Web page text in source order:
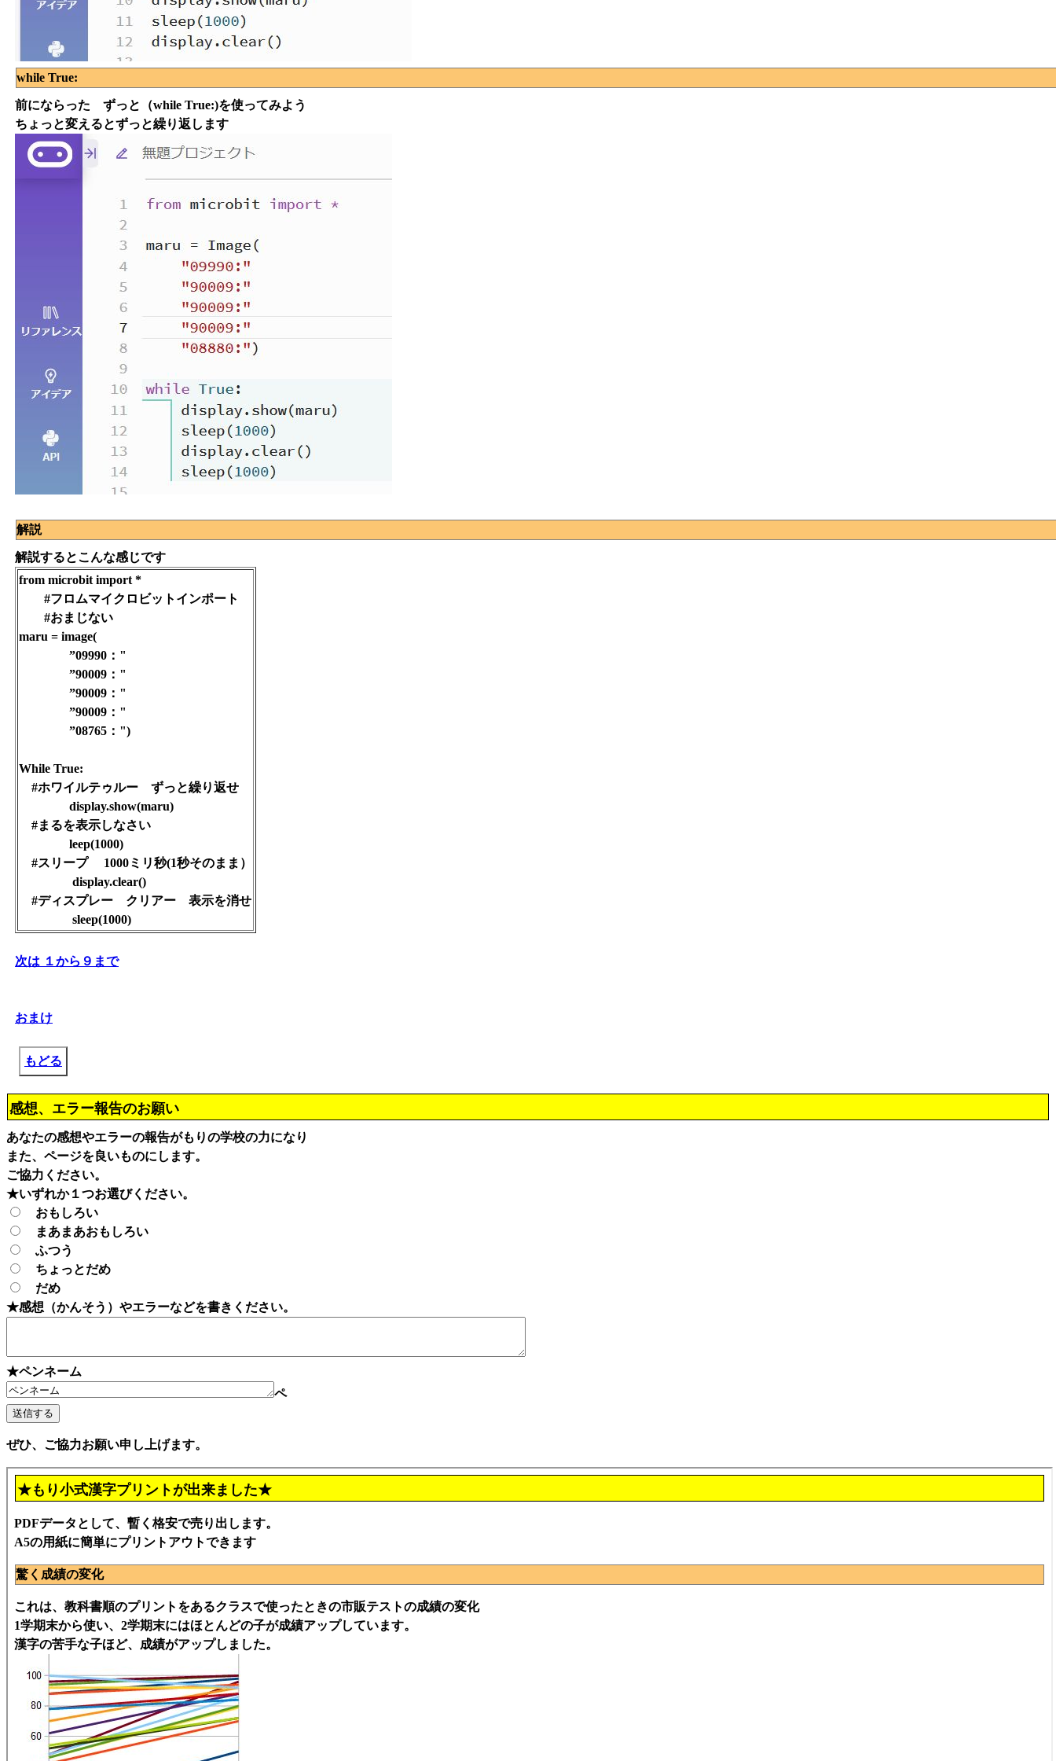
while True:
前にならった ずっと（while True:)を使ってみよう
ちょっと変えるとずっと繰り返します
解説
解説するとこんな感じです
from microbit import *
#フロムマイクロビットインポート
#おまじない
maru = image(
”09990："
”90009："
”90009："
”90009："
”08765：")
While True:
#ホワイルテゥルー ずっと繰り返せ
display.show(maru)
#まるを表示しなさい
leep(1000)
#スリープ 1000ミリ秒(1秒そのまま）
display.clear()
#ディスプレー クリアー 表示を消せ
sleep(1000)
次は １から９まで
おまけ
もどる
感想、エラー報告のお願い
あなたの感想やエラーの報告がもりの学校の力になり
また、ページを良いものにします。
ご協力ください。
★いずれか１つお選びください。
おもしろい
まあまあおもしろい
ふつう
ちょっとだめ
だめ
★感想（かんそう）やエラーなどを書きください。
★ペンネーム
ペ
ぜひ、ご協力お願い申し上げます。